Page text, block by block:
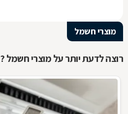
מוצרי חשמל
רוצה לדעת יותר על מוצרי חשמל ?